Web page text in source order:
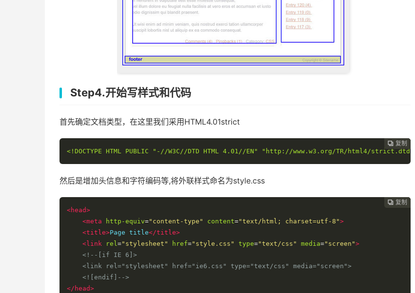
Step4.开始写样式和代码
首先确定文档类型，在这里我们采用HTML4.01strict
 复制
 复制
 复制
 复制
 复制
 复制
<!DOCTYPE HTML PUBLIC "-//W3C//DTD HTML 4.01//EN" "http://www.w3.org/TR/html4/strict.dtd">
然后是增加头信息和字符编码等,将外联样式命名为style.css
 复制
 复制
 复制
 复制
 复制
<head>
<meta
http-equiv="content-type" content="text/html; charset=utf-8">
<title>Page title</title>
<link
rel="stylesheet" href="style.css" type="text/css" media="screen">
<!--[if IE 6]>
    <link rel="stylesheet" href="ie6.css" type="text/css" media="screen">
    <![endif]-->
</head>